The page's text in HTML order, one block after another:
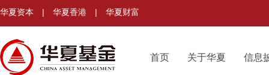
华夏资本 | 华夏香港 | 华夏财富
首页 关于华夏 信息